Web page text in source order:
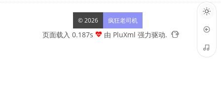
© 2026 疯狂老司机
页面载入 0.187s 由 PluXml 强力驱动.